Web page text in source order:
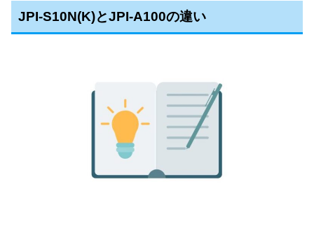
JPI-S10N(K)とJPI-A100の違い